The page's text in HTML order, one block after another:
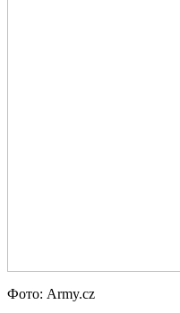
Фото: Army.cz